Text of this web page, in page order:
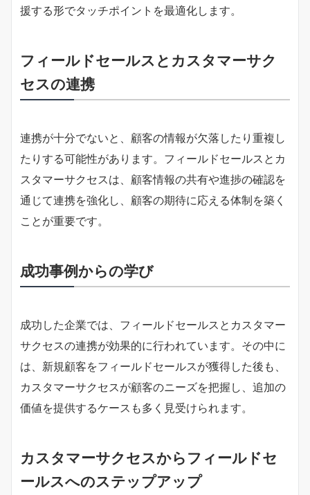
援する形でタッチポイントを最適化します。
フィールドセールスとカスタマーサク
セスの連携
連携が十分でないと、顧客の情報が欠落したり重複し
たりする可能性があります。フィールドセールスとカ
スタマーサクセスは、顧客情報の共有や進捗の確認を
通じて連携を強化し、顧客の期待に応える体制を築く
ことが重要です。
成功事例からの学び
成功した企業では、フィールドセールスとカスタマー
サクセスの連携が効果的に行われています。その中に
は、新規顧客をフィールドセールスが獲得した後も、
カスタマーサクセスが顧客のニーズを把握し、追加の
価値を提供するケースも多く見受けられます。
カスタマーサクセスからフィールドセ
ールスへのステップアップ